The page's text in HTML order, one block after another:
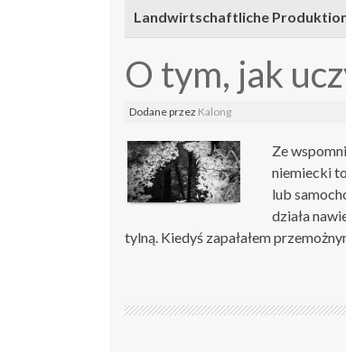
Landwirtschaftliche
O tym, jak
Dodaneprzez Kalong
Ze
niemiecki
lub
działa
tylną. Kiedyś zapałałem